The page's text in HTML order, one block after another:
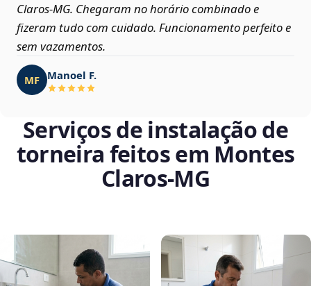
Claros‑MG. Chegaram no horário combinado e
fizeram tudo com cuidado. Funcionamento perfeito e
sem vazamentos.
MF Manoel F.
Serviços de instalação de
torneira feitos em Montes
Claros‑MG